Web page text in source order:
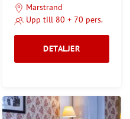
Marstrand
Upp till 80 + 70 pers.
DETALJER